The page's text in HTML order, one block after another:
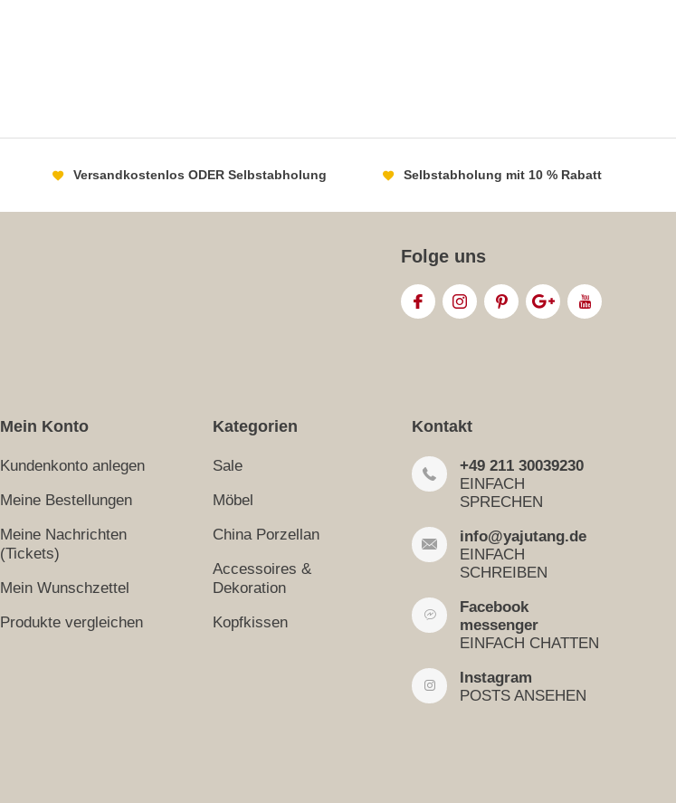
Versandkostenlos ODER Selbstabholung Selbstabholung mit 10 % Rabatt
Folge uns
Mein Konto
Kundenkonto anlegen
Meine Bestellungen
Meine Nachrichten
(Tickets)
Mein Wunschzettel
Produkte vergleichen
Kategorien
Sale
Möbel
China Porzellan
Accessoires &
Dekoration
Kopfkissen
Kontakt
+49 211 30039230
EINFACH
SPRECHEN
info@yajutang.de
EINFACH
SCHREIBEN
Facebook
messenger
EINFACH CHATTEN
Instagram
POSTS ANSEHEN